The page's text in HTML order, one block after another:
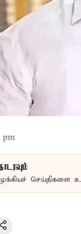
pm
செய்திகளை